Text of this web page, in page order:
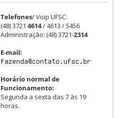
Telefones/ Voip UFSC:
(48) 3721 4614/ 4613 / 5456
Administração: (48) 3721-2314
E-mail:
Horário normal de
Funcionamento:
Segunda a sexta das 7 às 19
horas.